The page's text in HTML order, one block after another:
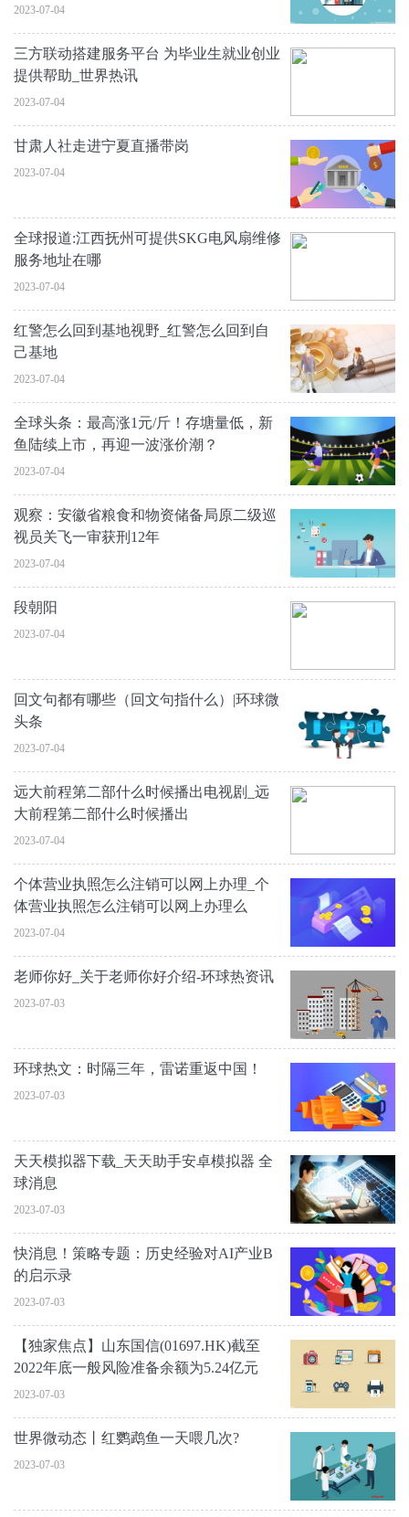
2023-07-04
三方联动搭建服务平台 为毕业生就业创业
提供帮助_世界热讯
2023-07-04
甘肃人社走进宁夏直播带岗
2023-07-04
全球报道:江西抚州可提供SKG电风扇维修
服务地址在哪
2023-07-04
红警怎么回到基地视野_红警怎么回到自
己基地
2023-07-04
全球头条：最高涨1元/斤！存塘量低，新
鱼陆续上市，再迎一波涨价潮？
2023-07-04
观察：安徽省粮食和物资储备局原二级巡
视员关飞一审获刑12年
2023-07-04
段朝阳
2023-07-04
回文句都有哪些（回文句指什么）|环球微
头条
2023-07-04
远大前程第二部什么时候播出电视剧_远
大前程第二部什么时候播出
2023-07-04
个体营业执照怎么注销可以网上办理_个
体营业执照怎么注销可以网上办理么
2023-07-04
老师你好_关于老师你好介绍-环球热资讯
2023-07-03
环球热文：时隔三年，雷诺重返中国！
2023-07-03
天天模拟器下载_天天助手安卓模拟器 全
球消息
2023-07-03
快消息！策略专题：历史经验对AI产业Β
的启示录
2023-07-03
【独家焦点】山东国信(01697.HK)截至
2022年底一般风险准备余额为5.24亿元
2023-07-03
世界微动态丨红鹦鹉鱼一天喂几次?
2023-07-03